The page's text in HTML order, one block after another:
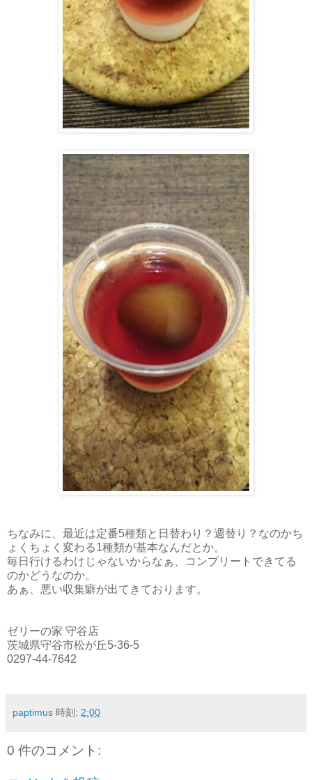
ちなみに、最近は定番5種類と日替わり？週替り？なのかち
ょくちょく変わる1種類が基本なんだとか。
毎日行けるわけじゃないからなぁ、コンプリートできてる
のかどうなのか。
あぁ、悪い収集癖が出てきております。
ゼリーの家 守谷店
茨城県守谷市松が丘5-36-5
0297-44-7642
paptimus 時刻: 2:00
0 件のコメント: